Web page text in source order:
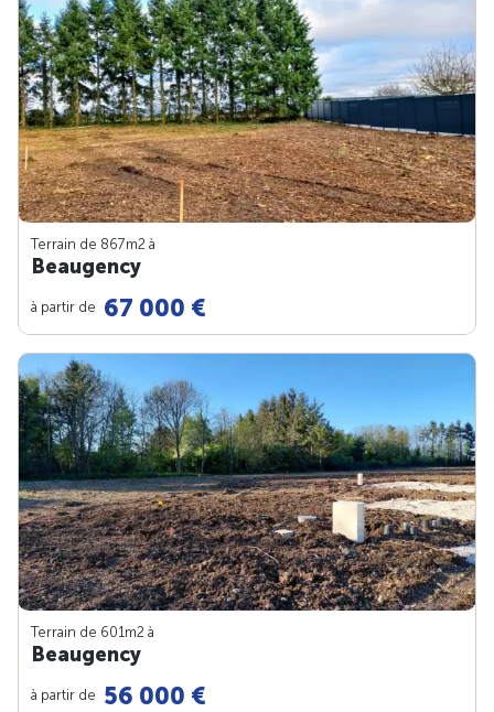
Terrain de 867m2 à
Beaugency
à partir de 67 000 €
Terrain de 601m2 à
Beaugency
à partir de 56 000 €